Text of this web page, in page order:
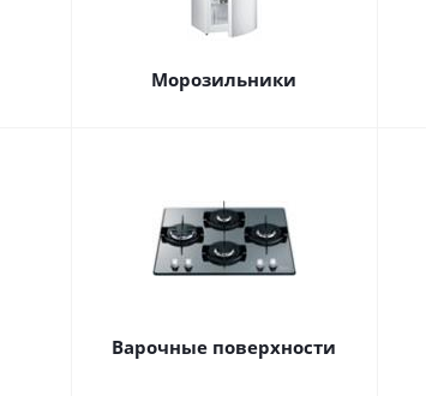
Морозильники
Варочные поверхности